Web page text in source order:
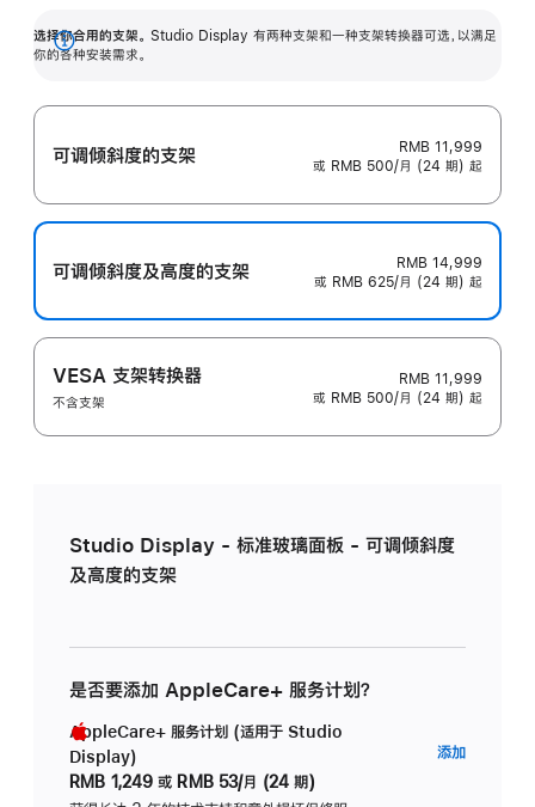
选择你合用的支架。 Studio Display 有两种支架和一种支架转换器可选，以满足
你的各种安装需求。
展
可调倾斜度的支架
RMB 11,999
或 RMB 500/月 (24 期) 起
可调倾斜度及高‍度的支‍架
RMB 14,999
或 RMB 625/月 (24 期) 起
VESA 支架转换器
不含支架
RMB 11,999
或 RMB 500/月 (24 期) 起
Studio Display - 标准玻璃面板 - 可调倾斜度
及高度的支架
是否要添加 AppleCare+ 服务计划？
AppleCare+ 服务计划 (适用于 Studio
Display)
RMB 1,249 或 RMB 53/月 (24 期)
添加